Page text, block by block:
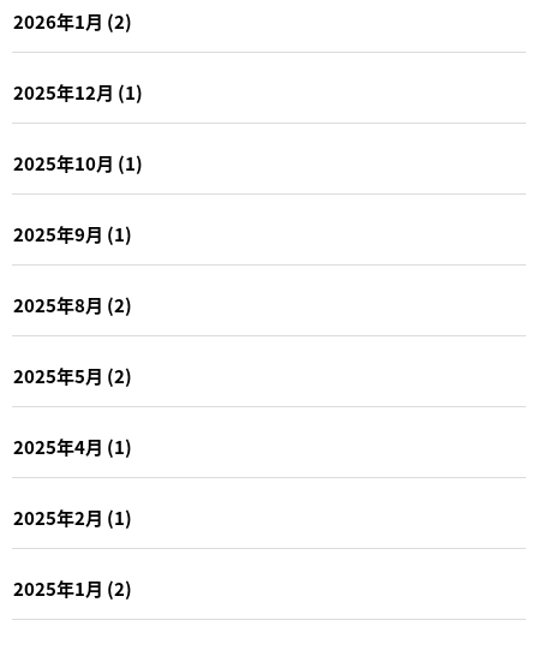
2026年1月 (2)
2025年12月 (1)
2025年10月 (1)
2025年9月 (1)
2025年8月 (2)
2025年5月 (2)
2025年4月 (1)
2025年2月 (1)
2025年1月 (2)